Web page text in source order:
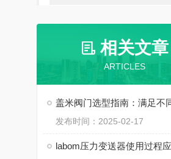
相关文章
ARTICLES
发布时间：2025-02-17